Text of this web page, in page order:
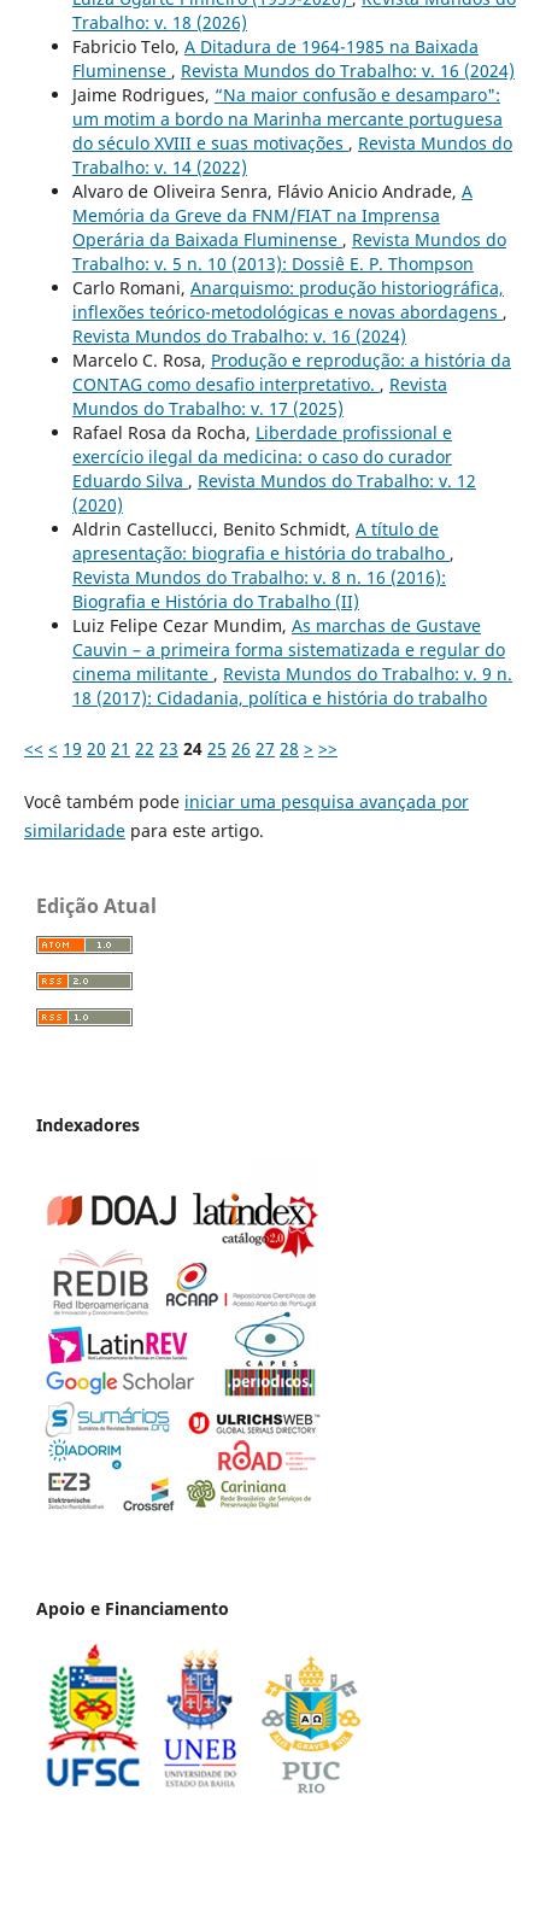
Trabalho: v. 18 (2026)
Fabricio Telo, A Ditadura de 1964-1985 na Baixada
Fluminense , Revista Mundos do Trabalho: v. 16 (2024)
Jaime Rodrigues, “Na maior confusão e desamparo":
um motim a bordo na Marinha mercante portuguesa
do século XVIII e suas motivações , Revista Mundos do
Trabalho: v. 14 (2022)
Alvaro de Oliveira Senra, Flávio Anicio Andrade, A
Memória da Greve da FNM/FIAT na Imprensa
Operária da Baixada Fluminense , Revista Mundos do
Trabalho: v. 5 n. 10 (2013): Dossiê E. P. Thompson
Carlo Romani, Anarquismo: produção historiográfica,
inflexões teórico-metodológicas e novas abordagens ,
Revista Mundos do Trabalho: v. 16 (2024)
Marcelo C. Rosa, Produção e reprodução: a história da
CONTAG como desafio interpretativo. , Revista
Mundos do Trabalho: v. 17 (2025)
Rafael Rosa da Rocha, Liberdade profissional e
exercício ilegal da medicina: o caso do curador
Eduardo Silva , Revista Mundos do Trabalho: v. 12
(2020)
Aldrin Castellucci, Benito Schmidt, A título de
apresentação: biografia e história do trabalho ,
Revista Mundos do Trabalho: v. 8 n. 16 (2016):
Biografia e História do Trabalho (II)
Luiz Felipe Cezar Mundim, As marchas de Gustave
Cauvin – a primeira forma sistematizada e regular do
cinema militante , Revista Mundos do Trabalho: v. 9 n.
18 (2017): Cidadania, política e história do trabalho
<< < 19 20 21 22 23 24 25 26 27 28 > >>
Você também pode iniciar uma pesquisa avançada por
similaridadepara este artigo.
Edição Atual
Indexadores
Apoio e Financiamento